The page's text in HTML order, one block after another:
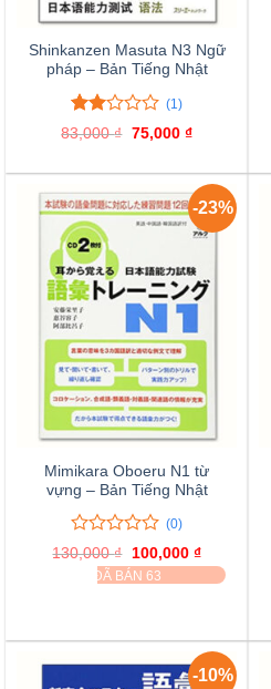
Shinkanzen Masuta N3 Ngữ
pháp – Bản Tiếng Nhật
2.00
trên
1
giá
(1)
83,000₫ Giá
83,000 ₫.
75,000 ₫Giá
là:
75,000 ₫.
-23%
Mimikara Oboeru N1 từ
vựng – Bản Tiếng Nhật
0
trên
0
(0)
130,000₫ Giá
gốc
là:
100,000 ₫Giá
hiện
tại
ĐÃ BÁN 63
-10%